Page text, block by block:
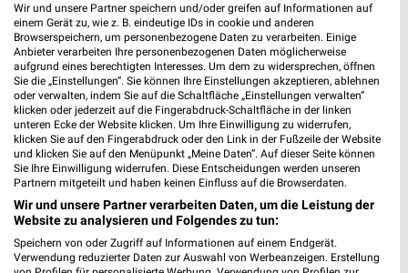
XXXLutz Thomas Philipps
Wir und unsere Partner speichern und/oder greifen auf Informationen auf
einem Gerät zu, wie z. B. eindeutige IDs in cookie und anderen
Browserspeichern, um personenbezogene Daten zu verarbeiten. Einige
Anbieter verarbeiten Ihre personenbezogenen Daten möglicherweise
aufgrund eines berechtigten Interesses. Um dem zu widersprechen, öffnen
Sie die „Einstellungen“. Sie können Ihre Einstellungen akzeptieren, ablehnen
oder verwalten, indem Sie auf die Schaltfläche „Einstellungen verwalten“
klicken oder jederzeit auf die Fingerabdruck-Schaltfläche in der linken
unteren Ecke der Website klicken. Um Ihre Einwilligung zu widerrufen,
klicken Sie auf den Fingerabdruck oder den Link in der Fußzeile der Website
und klicken Sie auf den Menüpunkt „Meine Daten“. Auf dieser Seite können
Sie Ihre Einwilligung widerrufen. Diese Entscheidungen werden unseren
Partnern mitgeteilt und haben keinen Einfluss auf die Browserdaten.
Wir und unsere Partner verarbeiten Daten, um die Leistung der
Website zu analysieren und Folgendes zu tun:
Speichern von oder Zugriff auf Informationen auf einem Endgerät.
Verwendung reduzierter Daten zur Auswahl von Werbeanzeigen. Erstellung